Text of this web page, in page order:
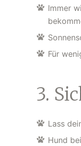
Immer
Für
3.
Lass
Hund